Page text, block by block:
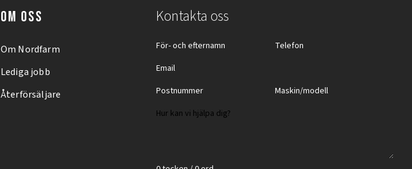
OM OSS
Om Nordfarm
Lediga jobb
Återförsäljare
Kontakta oss